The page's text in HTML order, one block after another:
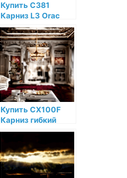
Купить C381
Карниз L3 Orac
Decor Полиуретан
по низкой цене в
интернет-
магазине
Купить CX100F
Карниз гибкий
Orac Decor
низкой цене в
интернет-
магазине